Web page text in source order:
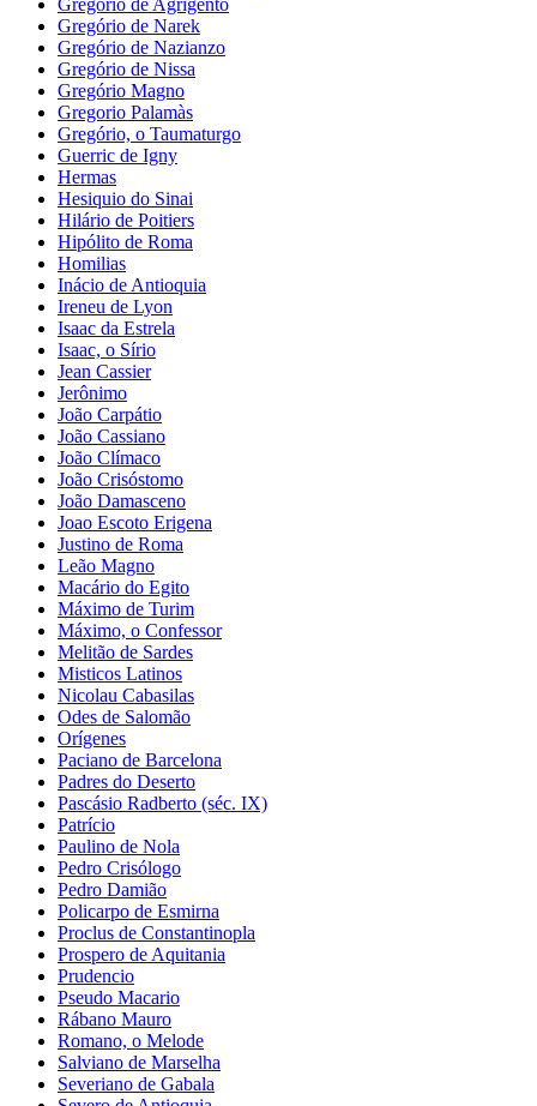
Gregório de Agrigento
Gregório de Narek
Gregório de Nazianzo
Gregório de Nissa
Gregório Magno
Gregorio Palamàs
Gregório, o Taumaturgo
Guerric de Igny
Hermas
Hesiquio do Sinai
Hilário de Poitiers
Hipólito de Roma
Homilias
Inácio de Antioquia
Ireneu de Lyon
Isaac da Estrela
Isaac, o Sírio
Jean Cassier
Jerônimo
João Carpátio
João Cassiano
João Clímaco
João Crisóstomo
João Damasceno
Joao Escoto Erigena
Justino de Roma
Leão Magno
Macário do Egito
Máximo de Turim
Máximo, o Confessor
Melitão de Sardes
Misticos Latinos
Nicolau Cabasilas
Odes de Salomão
Orígenes
Paciano de Barcelona
Padres do Deserto
Pascásio Radberto (séc. IX)
Patrício
Paulino de Nola
Pedro Crisólogo
Pedro Damião
Policarpo de Esmirna
Proclus de Constantinopla
Prospero de Aquitania
Prudencio
Pseudo Macario
Rábano Mauro
Romano, o Melode
Salviano de Marselha
Severiano de Gabala